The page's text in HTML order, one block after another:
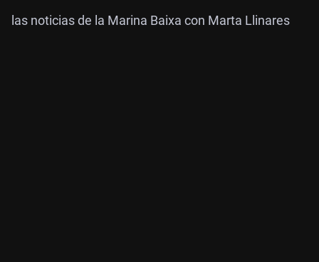
las noticias de la Marina Baixa con Marta Llinares